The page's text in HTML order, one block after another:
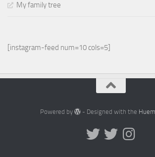
My family tree
[instagram-feed num=10 cols=5]
Powered by - Designed with the